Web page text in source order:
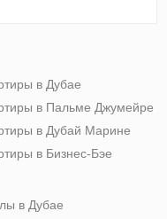
в Дубае
в Пальме Джумейре
в Дубай Марине
в Бизнес-Бэе
в Дубае